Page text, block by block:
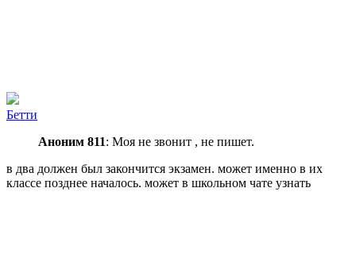
Бeтти
Аноним 811: Моя не звонит , не пишет.
в два должен был закончится экзамен. может именно в их
классе позднее началось. может в школьном чате узнать